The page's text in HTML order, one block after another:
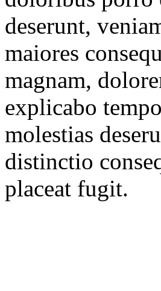
deserunt,
maiores
magnam,
explicabo
molestias
distinctio
placeat fugit.